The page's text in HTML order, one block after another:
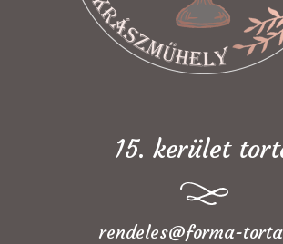
15. kerület
rendeles@forma-